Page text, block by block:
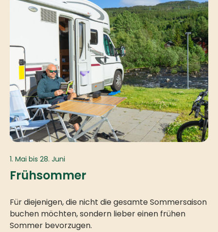
1. Mai bis 28. Juni
Frühsommer
Für diejenigen, die nicht die gesamte Sommersaison
buchen möchten, sondern lieber einen frühen
Sommer bevorzugen.